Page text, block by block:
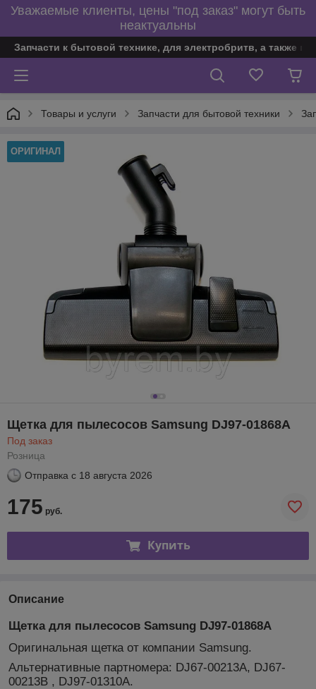
Уважаемые клиенты, цены "под заказ" могут быть
неактуальны
Запчасти к бытовой технике, для электробритв, а также
Товары и услуги Запчасти для бытовой техники
ОРИГИНАЛ
Щетка для пылесосов Samsung DJ97-01868A
Под заказ
Розница
Отправка с 18 августа 2026
175 руб.
Купить
Описание
Щетка для пылесосов Samsung DJ97-01868A
Оригинальная щетка от компании Samsung.
Альтернативные партномера: DJ67-00213A, DJ67-
00213B , DJ97-01310A.